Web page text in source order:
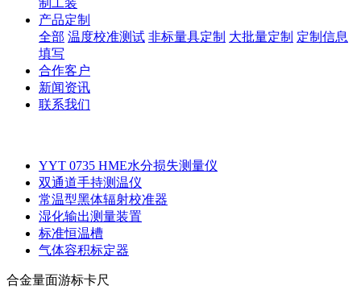
制工装
产品定制
全部 温度校准测试 非标量具定制 大批量定制 定制信息
填写
合作客户
新闻资讯
联系我们
YYT 0735 HME水分损失测量仪
双通道手持测温仪
常温型黑体辐射校准器
湿化输出测量装置
标准恒温槽
气体容积标定器
合金量面游标卡尺